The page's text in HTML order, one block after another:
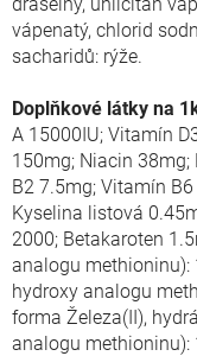
vápenatý, chlorid
sacharidů: rýže.
Doplňkové látky na
A 15000IU; Vitamín
150mg; Niacin
B2 7.5mg; Vitamín
Kyselina listová
2000; Betakaroten
analogu methioninu):
hydroxy analogu
forma Železa(II),
analogu methioninu):